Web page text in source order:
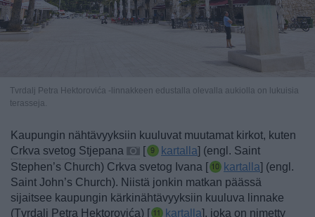
Tvrdalj Petra Hektorovića -linnakkeen edustalla olevalla aukiolla on lukuisia
terasseja.
Kaupungin nähtävyyksiin kuuluvat muutamat kirkot, kuten
Crkva svetog Stjepana
[ kartalla] (engl. Saint
Stephen’s Church) Crkva svetog Ivana [ kartalla] (engl.
Saint John’s Church). Niistä jonkin matkan päässä
sijaitsee kaupungin kärkinähtävyyksiin kuuluva linnake
(Tvrdalj Petra Hektorovića) [
kartalla], joka on nimetty